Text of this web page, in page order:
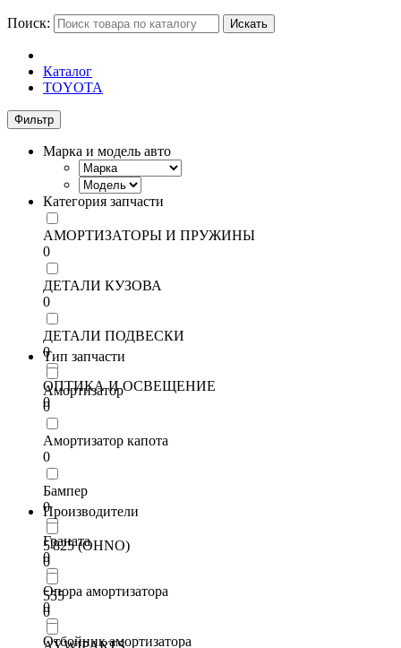
Поиск: Искать
Каталог
TOYOTA
Фильтр
Марка и модель авто
Категория запчасти
АМОРТИЗАТОРЫ И ПРУЖИНЫ
0
ДЕТАЛИ КУЗОВА
0
ДЕТАЛИ ПОДВЕСКИ
0
ОПТИКА И ОСВЕЩЕНИЕ
0
Тип запчасти
Амортизатор
0
Амортизатор капота
0
Бампер
0
Граната
0
Опора амортизатора
0
Отбойник амортизатора
Производители
5'825 (OHNO)
0
555
0